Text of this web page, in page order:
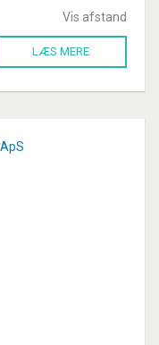
Vis afstand
LÆS MERE